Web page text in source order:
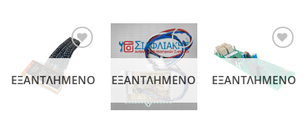
Add to
wishlist
ΕΞΑΝΤΛΗΜΈΝΟ
Add to
wishlist
ΕΞΑΝΤΛΗΜΈΝΟ
wishlist
ΕΞΑΝΤΛΗΜΈΝΟ